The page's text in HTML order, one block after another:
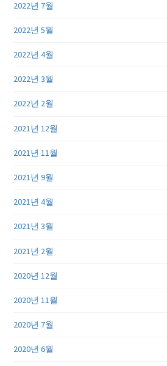
2022년 7월
2022년 5월
2022년 4월
2022년 3월
2022년 2월
2021년 12월
2021년 11월
2021년 9월
2021년 4월
2021년 3월
2021년 2월
2020년 12월
2020년 11월
2020년 7월
2020년 6월